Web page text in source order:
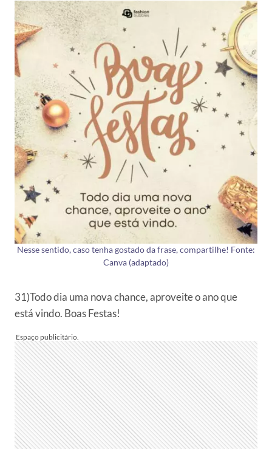
Nesse sentido, caso tenha gostado da frase, compartilhe! Fonte:
Canva (adaptado)
31)Todo dia uma nova chance, aproveite o ano que
está vindo. Boas Festas!